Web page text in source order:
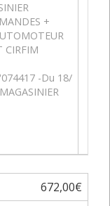
+
CIRFIM
-Du 18/
672,00€